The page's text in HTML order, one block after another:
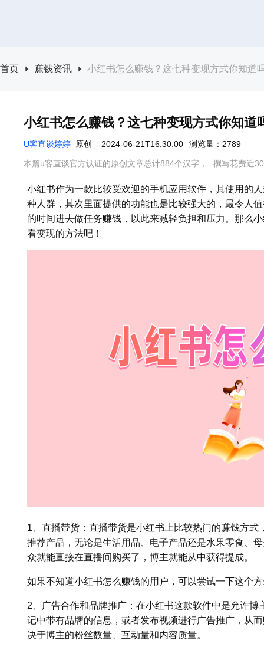
首页 赚钱资讯 小红书怎么赚钱？这七种变现方式你知道
小红书怎么赚钱？这七种变现方式你知道
U客直谈婷婷 原创 2024-06-21T16:30:00 浏览量：2789
本篇u客直谈官方认证的原创文章总计884个汉字， 撰写花费近
小红书作为一款比较受欢迎的手机应用软件，其使用的
种人群，其次里面提供的功能也是比较强大的，最令人
的时间进去做任务赚钱，以此来减轻负担和压力。那么
看变现的方法吧！
1、直播带货：直播带货是小红书上比较热门的赚钱方
推荐产品，无论是生活用品、电子产品还是水果零食、
众就能直接在直播间购买了，博主就能从中获得提成。
如果不知道小红书怎么赚钱的用户，可以尝试一下这个
2、广告合作和品牌推广：在小红书这款软件中是允许
记中带有品牌的信息，或者发布视频进行广告推广，从
决于博主的粉丝数量、互动量和内容质量。